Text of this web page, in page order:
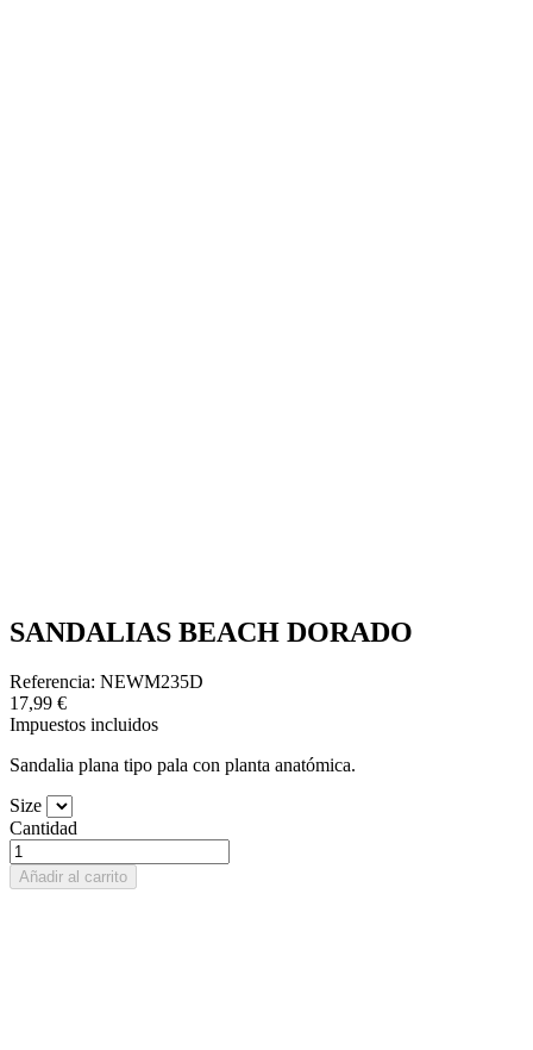
SANDALIAS BEACH DORADO
Referencia: NEWM235D
17,99 €
Impuestos incluidos
Sandalia plana tipo pala con planta anatómica.
Size
Cantidad
Añadir al carrito